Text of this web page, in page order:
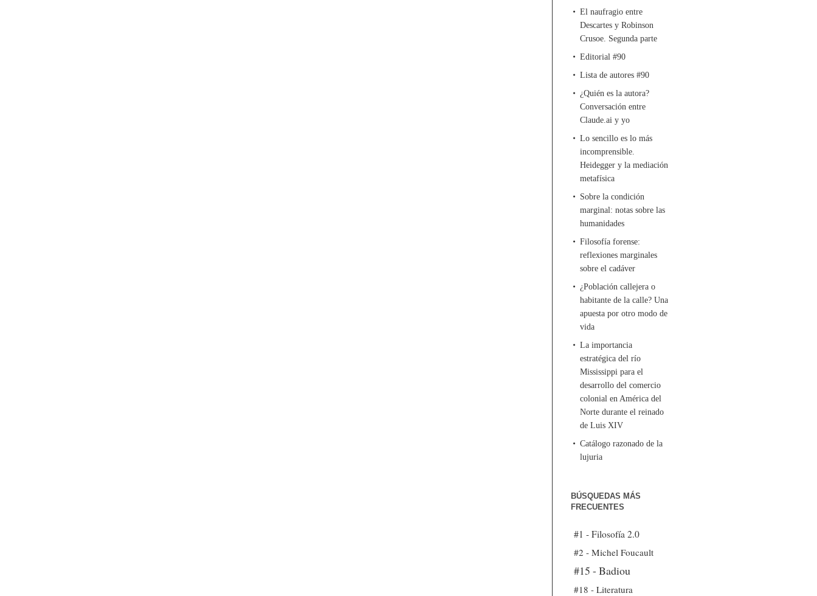
El naufragio entre
Descartes y Robinson
Crusoe. Segunda parte
Editorial #90
Lista de autores #90
¿Quién es la autora?
Conversación entre
Claude.ai y yo
Lo sencillo es lo más
incomprensible.
Heidegger y la mediación
metafísica
Sobre la condición
marginal: notas sobre las
humanidades
Filosofía forense:
reflexiones marginales
sobre el cadáver
¿Población callejera o
habitante de la calle? Una
apuesta por otro modo de
vida
La importancia
estratégica del río
Mississippi para el
desarrollo del comercio
colonial en América del
Norte durante el reinado
de Luis XIV
Catálogo razonado de la
lujuria
BÚSQUEDAS MÁS
FRECUENTES
#1 - Filosofía 2.0
#2 - Michel Foucault
#15 - Badiou
#18 - Literatura